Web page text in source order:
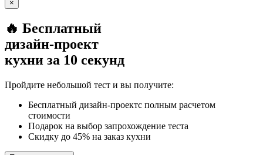
×
🔥 Бесплатный
дизайн-проект
кухни за 10 секунд
Пройдите небольшой тест и вы получите:
Бесплатный дизайн-проектс полным расчетом
стоимости
Подарок на выбор запрохождение теста
Скидку до 45% на заказ кухни